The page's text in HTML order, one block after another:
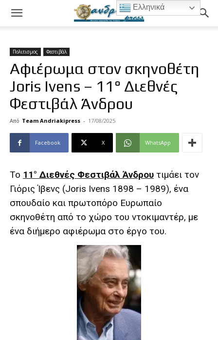
Πολιτισμος Φεστιβάλ
Αφιέρωμα στον σκηνοθέτη
Joris Ivens – 11° Διεθνές
Φεστιβάλ Άνδρου
Από Team Andriakipress - 17/08/2025
Facebook X WhatsApp
Το 11° Διεθνές Φεστιβάλ Άνδρου τιμάει τον
Γιόρις Ίβενς (Joris Ivens 1898 – 1989), ένα
σπουδαίο και πρωτοπόρο Ευρωπαίο
σκηνοθέτη από το χώρο του ντοκιμαντέρ, με
ένα διήμερο αφιέρωμα στο έργο του.
Ελληνικά